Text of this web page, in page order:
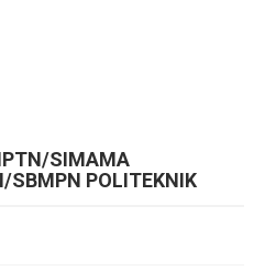
SIMAMA
SBMPN POLITEKNIK